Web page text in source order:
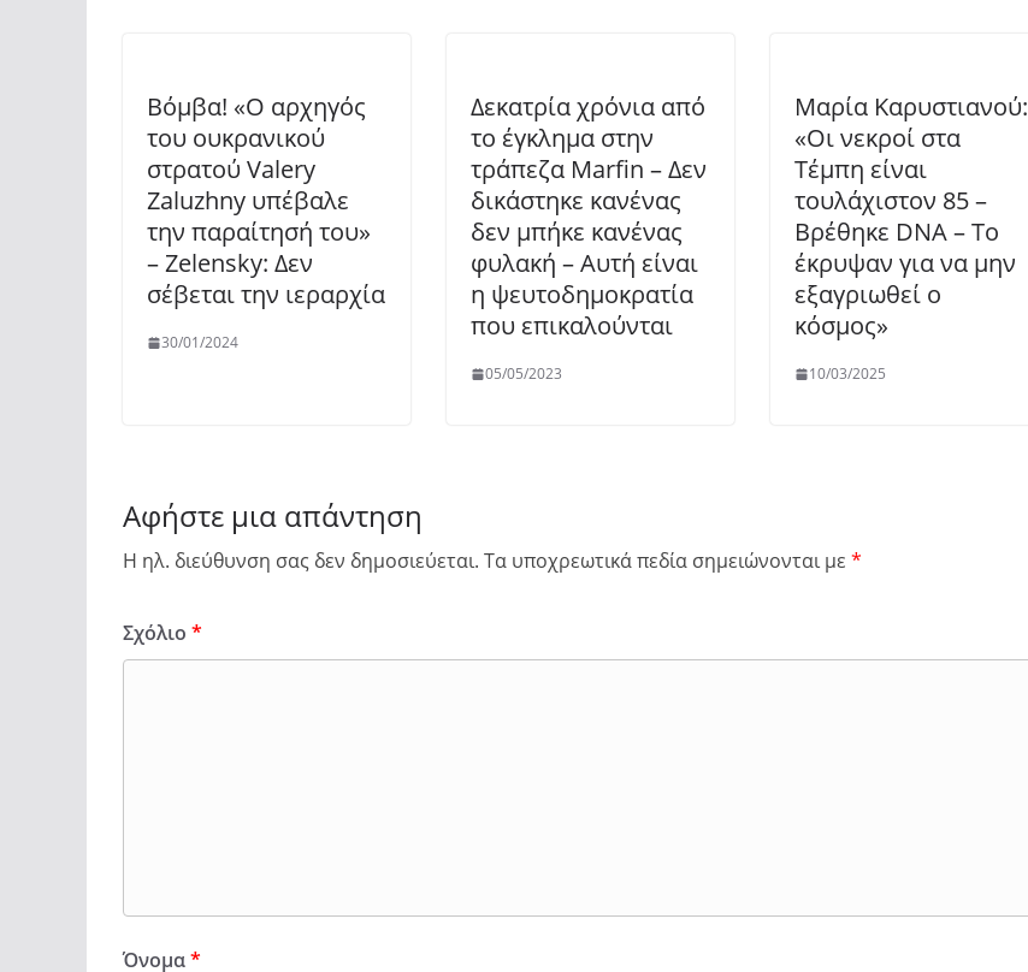
Βόμβα! «Ο αρχηγός
του ουκρανικού
στρατού Valery
Zaluzhny υπέβαλε
την παραίτησή του»
– Zelensky: Δεν
σέβεται την ιεραρχία
30/01/2024
Δεκατρία χρόνια από
το έγκλημα στην
τράπεζα Marfin – Δεν
δικάστηκε κανένας
δεν μπήκε κανένας
φυλακή – Αυτή είναι
η ψευτοδημοκρατία
που επικαλούνται
05/05/2023
Μαρία Καρυστιανού:
«Οι νεκροί στα
Τέμπη είναι
τουλάχιστον 85 –
Βρέθηκε DNA – Το
έκρυψαν για να μην
εξαγριωθεί ο
κόσμος»
10/03/2025
Αφήστε μια απάντηση
Η ηλ. διεύθυνση σας δεν δημοσιεύεται. Τα υποχρεωτικά πεδία σημειώνονται με *
Σχόλιο *
Όνομα*